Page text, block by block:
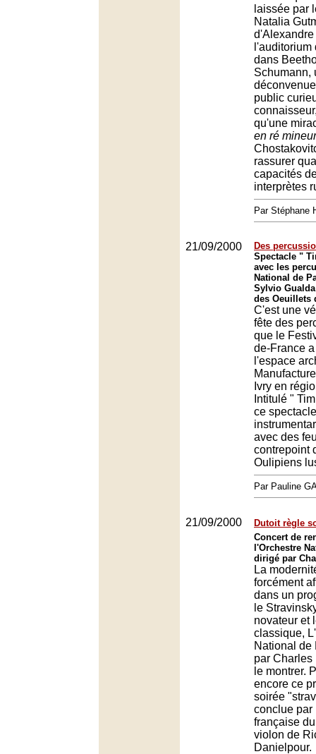
laissée par
Natalia
l'auditorium
dans
Schumann,
public
qu'une
en ré mineur
rassurer
capacités
interprètes
Par Stéphane
21/09/2000
Des
Spectacle "
avec les
National de
Sylvio
des Oeuillets
C'est une
fête des
que le
de-France
l'espace
Ivry en
Intitulé "
ce
avec des
contrepoint
Oulipiens
Par Pauline
21/09/2000
Dutoit règle
Concert de
l'Orchestre
dirigé par
La
forcément
dans un
le
novateur et
classique,
National de
par Charles
le montrer.
encore ce
soirée
conclue par
française
violon de
Danielpour.